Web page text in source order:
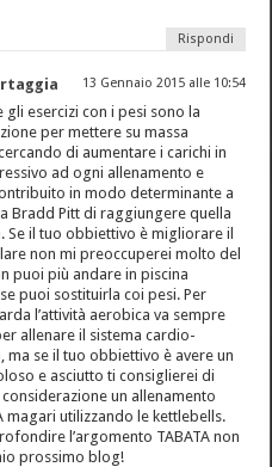
Rispondi
13 Gennaio 2015 alle 10:54
gli esercizi con i pesi sono la
per mettere su massa
di aumentare i carichi in
ad ogni allenamento e
in modo determinante a
Bradd Pitt di raggiungere quella
Se il tuo obbiettivo è migliorare il
non mi preoccuperei molto del
puoi più andare in piscina
puoi sostituirla coi pesi. Per
l’attività aerobica va sempre
allenare il sistema cardio-
ma se il tuo obbiettivo è avere un
e asciutto ti consiglierei di
un allenamento
magari utilizzando le kettlebells.
l’argomento TABATA non
prossimo blog!